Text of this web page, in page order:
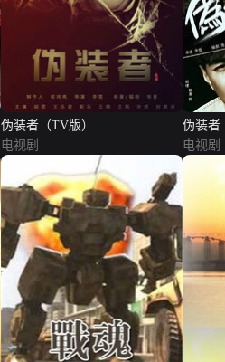
伪装者（TV版）
电视剧
伪装者
电视剧